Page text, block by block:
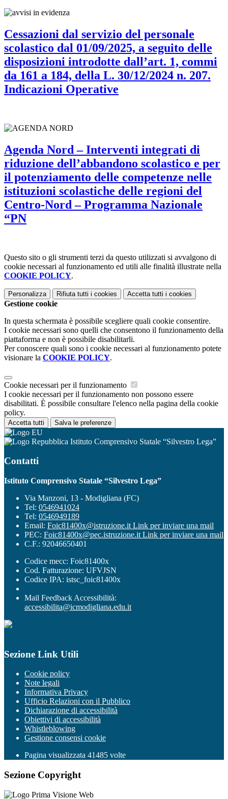
Cessazioni dal servizio del personale
scolastico dal 01/09/2025, a seguito delle
disposizioni introdotte dall’art. 1, commi
da 161 a 184, della L. 30/12/2024 n. 207.
Indicazioni Operative
Agenda Nord – Interventi integrati di
riduzione dell’abbandono scolastico e per
il potenziamento delle competenze nelle
istituzioni scolastiche delle regioni del
Centro-Nord – Programma Nazionale
“PN
Questo sito o gli strumenti terzi da questo utilizzati si avvalgono di
cookie necessari al funzionamento ed utili alle finalità illustrate nella
COOKIE POLICY.
Personalizza Rifiuta tutti i cookies Accetta tutti i cookies
Gestione cookie
In questa schermata è possibile scegliere quali cookie consentire.
I cookie necessari sono quelli che consentono il funzionamento della
piattaforma e non è possibile disabilitarli.
Per conoscere quali sono i cookie necessari al funzionamento potete
visionare la COOKIE POLICY.
Cookie necessari per il funzionamento
I cookie necessari per il funzionamento non possono essere
disabilitati. È possibile consultare l'elenco nella pagina della cookie
policy.
Accetta tutti Salva le preferenze
Istituto Comprensivo Statale “Silvestro Lega”
Contatti
Istituto Comprensivo Statale “Silvestro Lega”
Via Manzoni, 13 - Modigliana (FC)
Tel: 0546941024
Tel: 0546949189
Email: Foic81400x@istruzione.it Link per inviare una mail
PEC: Foic81400x@pec.istruzione.it Link per inviare una mail
C.F.: 92046650401
Codice mecc: Foic81400x
Cod. Fatturazione: UFVJSN
Codice IPA: istsc_foic81400x
Mail Feedback Accessibilità:
accessibilita@icmodigliana.edu.it
Sezione Link Utili
Cookie policy
Note legali
Informativa Privacy
Ufficio Relazioni con il Pubblico
Dichiarazione di accessibilità
Obiettivi di accessibilità
Whistleblowing
Gestione consensi cookie
Pagina visualizzata 41485 volte
Sezione Copyright